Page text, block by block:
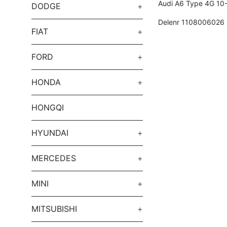
DODGE +
FIAT +
FORD +
HONDA +
HONGQI
HYUNDAI +
MERCEDES +
MINI +
MITSUBISHI +
Audi A6 Type 4G
Delenr 1108006026